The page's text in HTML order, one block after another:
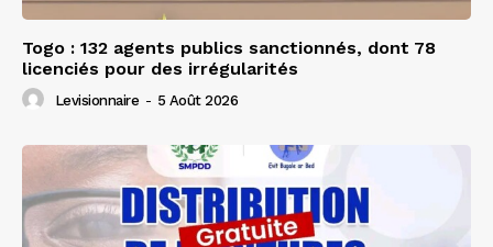
Togo : 132 agents publics sanctionnés, dont 78
licenciés pour des irrégularités
Levisionnaire - 5 Août 2026